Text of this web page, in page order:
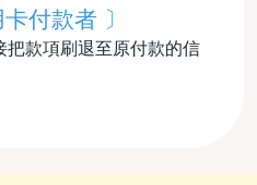
付款者 〕
款項刷退至原付款的信